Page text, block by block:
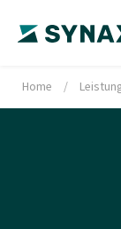
Home /